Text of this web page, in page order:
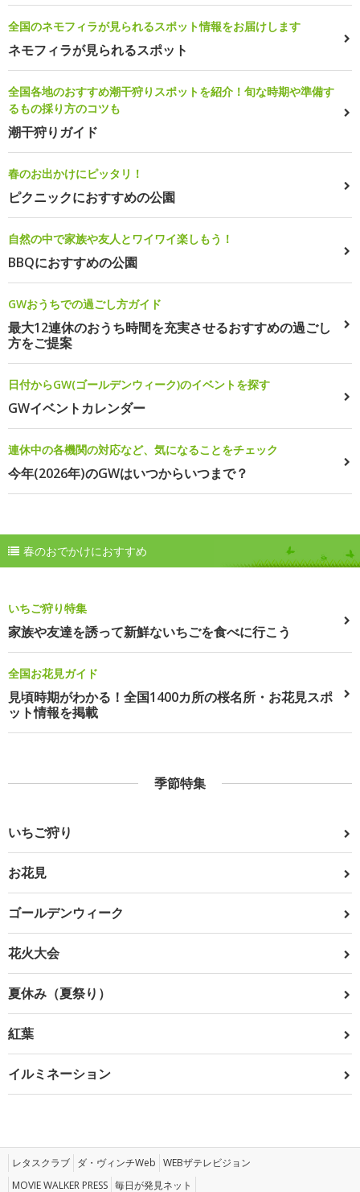
全国のネモフィラが見られるスポット情報をお届けします
ネモフィラが見られるスポット
全国各地のおすすめ潮干狩りスポットを紹介！旬な時期や準備す
るもの採り方のコツも
潮干狩りガイド
春のお出かけにピッタリ！
ピクニックにおすすめの公園
自然の中で家族や友人とワイワイ楽しもう！
BBQにおすすめの公園
GWおうちでの過ごし方ガイド
最大12連休のおうち時間を充実させるおすすめの過ごし
方をご提案
日付からGW(ゴールデンウィーク)のイベントを探す
GWイベントカレンダー
連休中の各機関の対応など、気になることをチェック
今年(2026年)のGWはいつからいつまで？
春のおでかけにおすすめ
いちご狩り特集
家族や友達を誘って新鮮ないちごを食べに行こう
全国お花見ガイド
見頃時期がわかる！全国1400カ所の桜名所・お花見スポ
ット情報を掲載
季節特集
いちご狩り
お花見
ゴールデンウィーク
花火大会
夏休み（夏祭り）
紅葉
イルミネーション
レタスクラブ ダ・ヴィンチWeb WEBザテレビジョン
MOVIE WALKER PRESS 毎日が発見ネット